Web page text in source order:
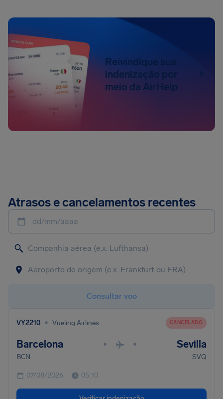
Reivindique sua
indenização por
meio da AirHelp
Atrasos e cancelamentos recentes
dd/mm/aaaa
Consultar voo
VY2210 • Vueling Airlines CANCELADO
Barcelona • • Sevilla
BCN SVQ
07/08/2026 05:10